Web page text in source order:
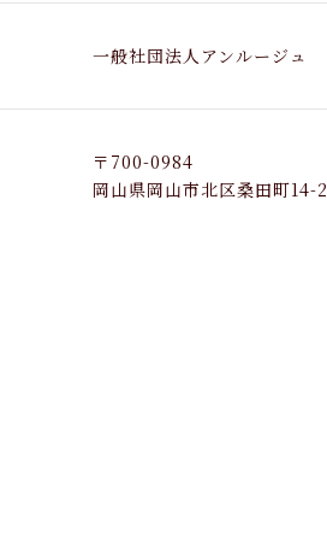
一般社団法人アンルージュ
〒700-0984
岡山県岡山市北区桑田町14-